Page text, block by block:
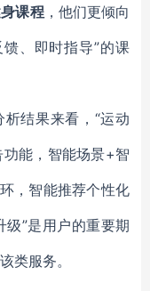
课程，他们更倾向
、即时指导”的课
结果来看，“运动
能，智能场景+智
，智能推荐个性化
”是用户的重要期
类服务。